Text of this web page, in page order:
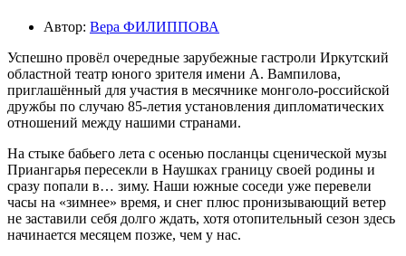
Автор: Вера ФИЛИППОВА
Успешно провёл очередные зарубежные гастроли Иркутский
областной театр юного зрителя имени А. Вампилова,
приглашённый для участия в месячнике монголо-российской
дружбы по случаю 85-летия установления дипломатических
отношений между нашими странами.
На стыке бабьего лета с осенью посланцы сценической музы
Приангарья пересекли в Наушках границу своей родины и
сразу попали в… зиму. Наши южные соседи уже перевели
часы на «зимнее» время, и снег плюс пронизывающий ветер
не заставили себя долго ждать, хотя отопительный сезон здесь
начинается месяцем позже, чем у нас.